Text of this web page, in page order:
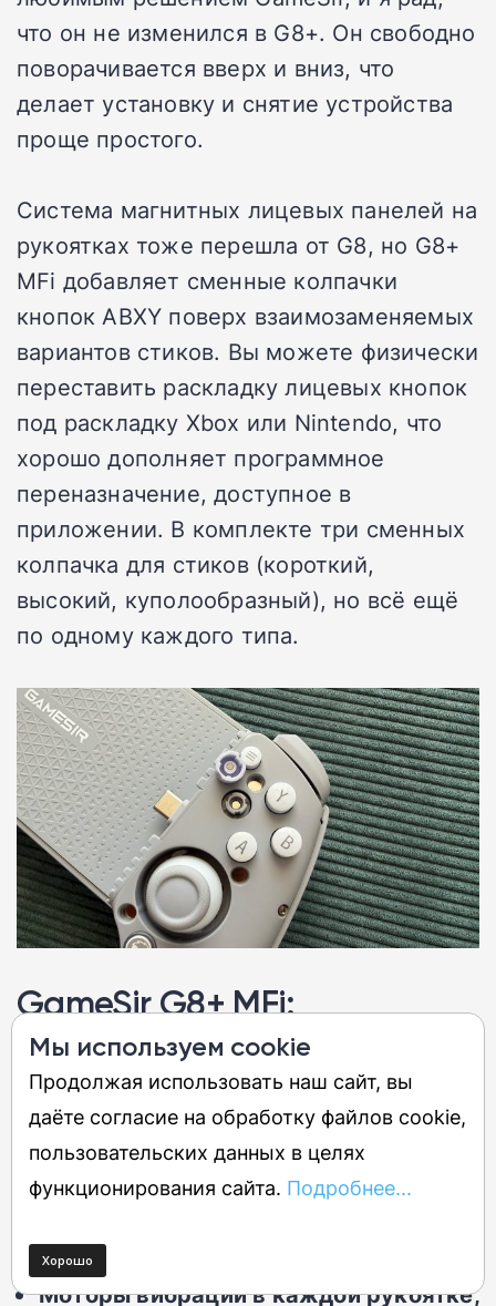
что он не изменился в G8+. Он свободно
поворачивается вверх и вниз, что
делает установку и снятие устройства
проще простого.
Система магнитных лицевых панелей на
рукоятках тоже перешла от G8, но G8+
MFi добавляет сменные колпачки
кнопок ABXY поверх взаимозаменяемых
вариантов стиков. Вы можете физически
переставить раскладку лицевых кнопок
под раскладку Xbox или Nintendo, что
хорошо дополняет программное
переназначение, доступное в
приложении. В комплекте три сменных
колпачка для стиков (короткий,
высокий, куполообразный), но всё ещё
по одному каждого типа.
GameSir G8+ MFi:
производительность
Стики и триггеры на эффекте Холла,
включая режим короткого хода
триггера
задней панели
Моторы вибрации в каждой рукоятке,
Мы используем cookie
Продолжая использовать наш сайт, вы
даёте согласие на обработку файлов cookie,
пользовательских данных в целях
функционирования сайта. Подробнее...